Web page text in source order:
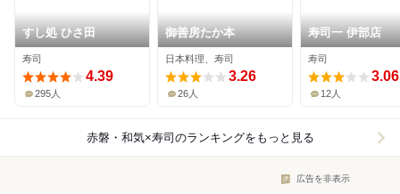
すし処 ひさ田
寿司
4.39
295人
御善房たか本
日本料理、寿司
3.26
26人
寿司一 伊部店
寿司
3.06
12人
赤磐・和気×寿司 のランキングをもっと見る
広告を非表示